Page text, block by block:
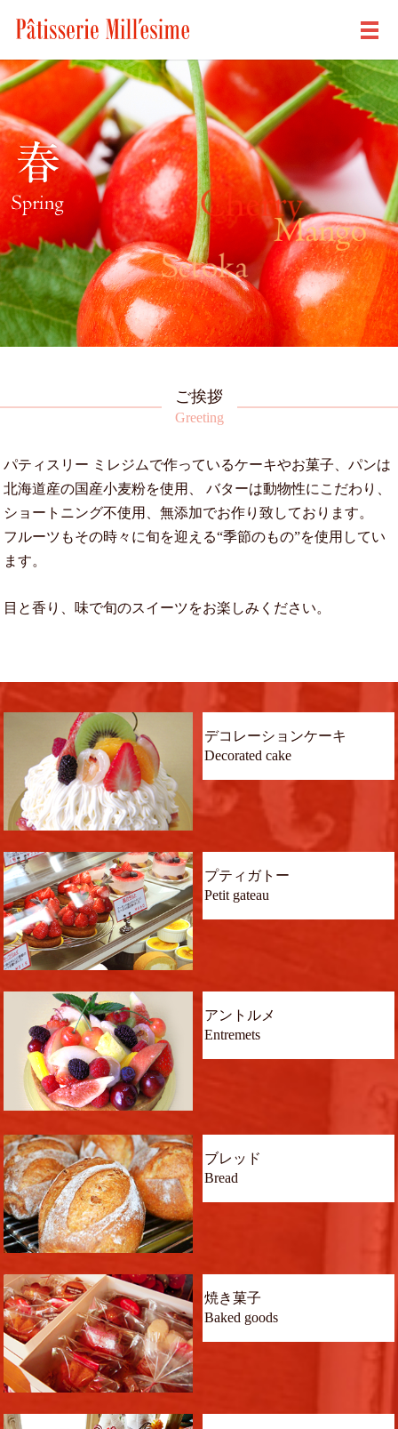
メ
ご挨拶
Greeting
パティスリー ミレジムで作っているケーキやお菓子、パンは
北海道産の国産小麦粉を使用、バターは動物性にこだわり、
ショートニング不使用、無添加でお作り致しております。
フルーツもその時々に旬を迎える“季節のもの”を使用してい
ます。
目と香り、味で旬のスイーツをお楽しみください。
デコレーションケーキ
Decorated cake
プティガトー
Petit gateau
アントルメ
Entremets
ブレッド
Bread
焼き菓子
Baked goods